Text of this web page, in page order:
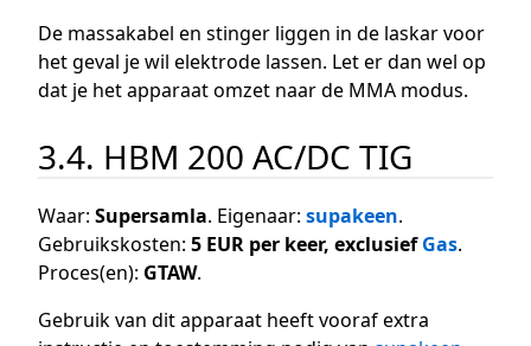
De massakabel en stinger liggen in de laskar voor
het geval je wil elektrode lassen. Let er dan wel op
dat je het apparaat omzet naar de MMA modus.
3.4. HBM 200 AC/DC TIG
Waar: Supersamla. Eigenaar: supakeen.
Gebruikskosten: 5 EUR per keer, exclusiefGas.
Proces(en): GTAW.
Gebruik van dit apparaat heeft vooraf extra